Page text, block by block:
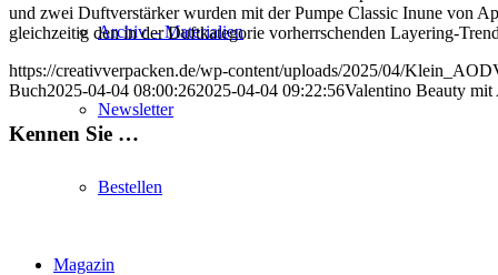
Archiv – Materialien
Newsletter
Bestellen
Magazin
und zwei Duftverstärker wurden mit der Pumpe Classic Inune von
gleichzeitig den in der Duftkategorie vorherrschenden Layering-
https://creativverpacken.de/wp-content/uploads/2025/04/
Buch2025-04-04 08:00:262025-04-04 09:22:56Valentino Beauty mit
Kennen Sie …